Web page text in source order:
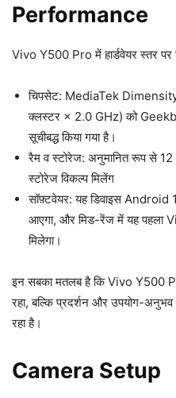
Performance
Vivo Y500 Pro में हार्डवेयर स्तर
चिपसेट: MediaTek
क्लस्टर × 2.0 GHz) को
सूचीबद्ध किया गया है।
रैम व स्टोरेज: अनुमानित रूप से
स्टोरेज विकल्प मिलेंग
सॉफ़्टवेयर: यह डिवाइस
आएगा, और मिड-रेंज में यह पहला
मिलेगा।
इन सबका मतलब है कि Vivo Y500
रहा, बल्कि प्रदर्शन और उपयोग-
रहा है।
Camera Setup